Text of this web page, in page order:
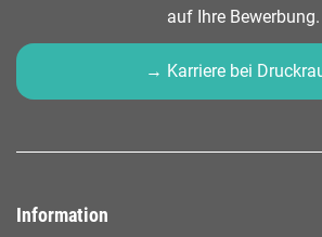
auf Ihre Bewerbung.
→ Karriere bei
Information